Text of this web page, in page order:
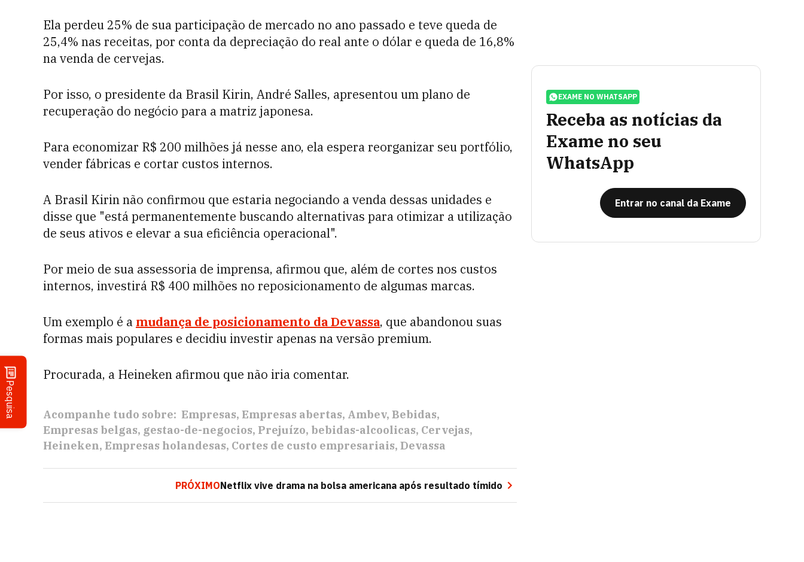
Pesquisa
Ela perdeu 25% de sua participação de mercado no ano passado e teve queda de
25,4% nas receitas, por conta da depreciação do real ante o dólar e queda de 16,8%
na venda de cervejas.
Por isso, o presidente da Brasil Kirin, André Salles, apresentou um plano de
recuperação do negócio para a matriz japonesa.
Para economizar R$ 200 milhões já nesse ano, ela espera reorganizar seu portfólio,
vender fábricas e cortar custos internos.
A Brasil Kirin não confirmou que estaria negociando a venda dessas unidades e
disse que "está permanentemente buscando alternativas para otimizar a utilização
de seus ativos e elevar a sua eficiência operacional".
Por meio de sua assessoria de imprensa, afirmou que, além de cortes nos custos
internos, investirá R$ 400 milhões no reposicionamento de algumas marcas.
Um exemplo é a mudança de posicionamento da Devassa, que abandonou suas
formas mais populares e decidiu investir apenas na versão premium.
Procurada, a Heineken afirmou que não iria comentar.
Acompanhe tudo sobre: Empresas Empresas abertas Ambev Bebidas
Empresas belgas gestao-de-negocios Prejuízo bebidas-alcoolicas Cervejas
Heineken Empresas holandesas Cortes de custo empresariais Devassa
PRÓXIMONetflix vive drama na bolsa americana após resultado tímido
EXAME NO WHATSAPP
Receba as notícias da
Exame no seu
WhatsApp
Entrar no canal da Exame